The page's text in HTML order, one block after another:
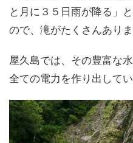
と月に３５日雨が降る」
ので、滝がたくさんありま
屋久島では、その豊富な
全ての電力を作り出してい